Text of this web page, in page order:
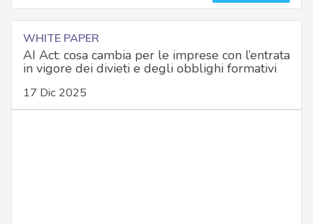
WHITE PAPER
AI Act: cosa cambia per le imprese con l’entrata
in vigore dei divieti e degli obblighi formativi
17 Dic 2025